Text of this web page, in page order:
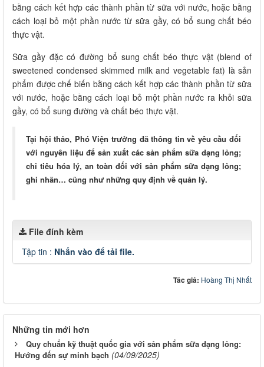
bằng cách kết hợp các thành phần từ sữa với nước, hoặc bằng
cách loại bỏ một phần nước từ sữa gầy, có bổ sung chất béo
thực vật.
Sữa gầy đặc có đường bổ sung chất béo thực vật (blend of
sweetened condensed skimmed milk and vegetable fat) là sản
phẩm được chế biến bằng cách kết hợp các thành phần từ sữa
với nước, hoặc bằng cách loại bỏ một phần nước ra khỏi sữa
gầy, có bổ sung đường và chất béo thực vật.
Tại hội thảo, Phó Viện trưởng đã thông tin về yêu cầu đối
với nguyên liệu để sản xuất các sản phẩm sữa dạng lỏng;
chỉ tiêu hóa lý, an toàn đối với sản phẩm sữa dạng lỏng;
ghi nhãn… cũng như những quy định về quản lý.
File đính kèm
Tập tin : Nhấn vào để tải file.
Tác giả: Hoàng Thị Nhất
Những tin mới hơn
Quy chuẩn kỹ thuật quốc gia với sản phẩm sữa dạng lỏng:
Hướng đến sự minh bạch (04/09/2025)